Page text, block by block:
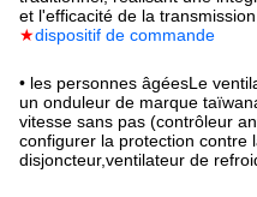
et l'efficacité de la transmission
★dispositif de commande
• les personnes âgéesLe
un onduleur de marque
vitesse sans pas (contrôleur
configurer la protection contre
disjoncteur,ventilateur de